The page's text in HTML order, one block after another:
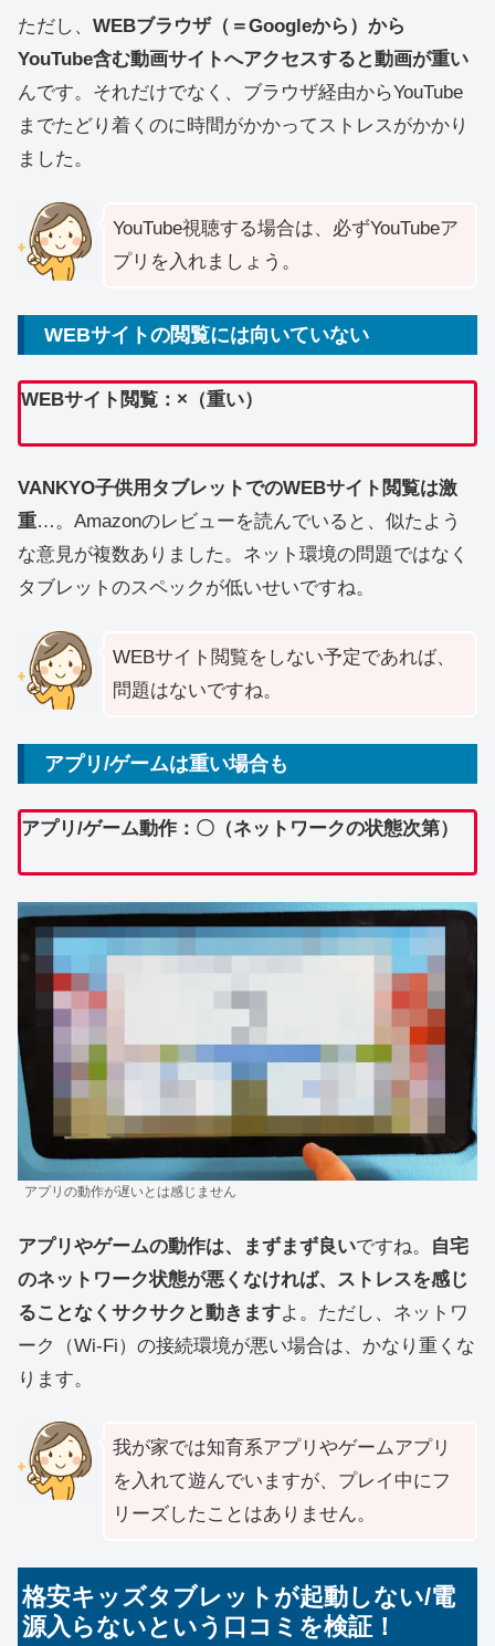
ただし、 WEBブラウザ（＝Googleから）から
YouTube含む動画サイトへアクセスすると動画が重い
んです。それだけでなく、ブラウザ経由からYouTube
までたどり着くのに時間がかかってストレスがかかり
ました。
YouTube視聴する場合は、必ずYouTubeア
プリを入れましょう。
WEBサイトの閲覧には向いていない
WEBサイト閲覧：×（重い）
VANKYO子供用タブレットでのWEBサイト閲覧は激
重…。Amazonのレビューを読んでいると、似たよう
な意見が複数ありました。ネット環境の問題ではなく
タブレットのスペックが低いせいですね。
WEBサイト閲覧をしない予定であれば、
問題はないですね。
アプリ/ゲームは重い場合も
アプリ/ゲーム動作：〇（ネットワークの状態次第）
アプリの動作が遅いとは感じません
アプリやゲームの動作は、まずまず良いですね。
自宅
のネットワーク状態が悪くなければ、ストレスを感じ
ることなくサクサクと動きますよ。ただし、ネットワ
ーク（Wi-Fi）の接続環境が悪い場合は、かなり重くな
ります。
我が家では知育系アプリやゲームアプリ
を入れて遊んでいますが、プレイ中にフ
リーズしたことはありません。
格安キッズタブレットが起動しない/電
源入らないという口コミを検証！